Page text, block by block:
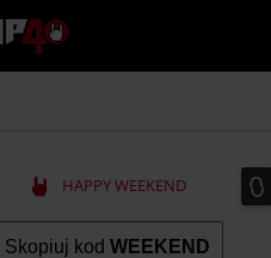
EMP
-
Merch
Seriali
Gier
HAPPY WEEKEND 0
0
Skopiuj kod WEEKEND